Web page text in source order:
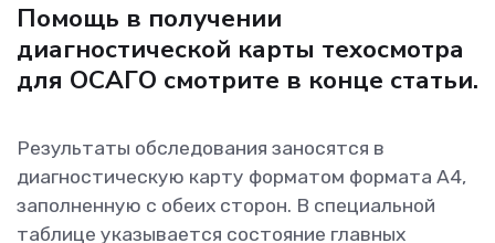
Помощь в получении
диагностической карты техосмотра
для ОСАГО смотрите в конце статьи.
Результаты обследования заносятся в
диагностическую карту форматом формата А4,
заполненную с обеих сторон. В специальной
таблице указывается состояние главных